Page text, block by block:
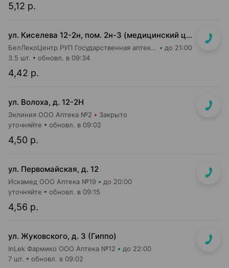
5,12 р.
ул. Киселева 12-2н, пом. 2н-3 (медицинский центр "Горизонт", 3 этаж)
БелЛекоЦентр РУП Государственная аптека №52 до 21:00
4,42 р.
3.5 шт. обновл. в 09:34
ул. Волоха, д. 12-2Н
Эклиния ООО Аптека №2 Закрыто
4,50 р.
уточняйте обновл. в 09:02
ул. Первомайская, д. 12
Искамед ООО Аптека №19 до 20:00
4,56 р.
уточняйте обновл. в 09:15
ул. Жуковского, д. 3 (Гиппо)
InLek Фармико ООО Аптека №12 до 22:00
7 шт. обновл. в 09:02